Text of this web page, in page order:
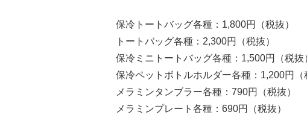
保冷トートバッグ各種：1,800円（税抜）
トートバッグ各種：2,300円（税抜）
保冷ミニトートバッグ各種：1,500円（税抜
保冷ペットボトルホルダー各種：1,200円（
メラミンタンブラー各種：790円（税抜）
メラミンプレート各種：690円（税抜）